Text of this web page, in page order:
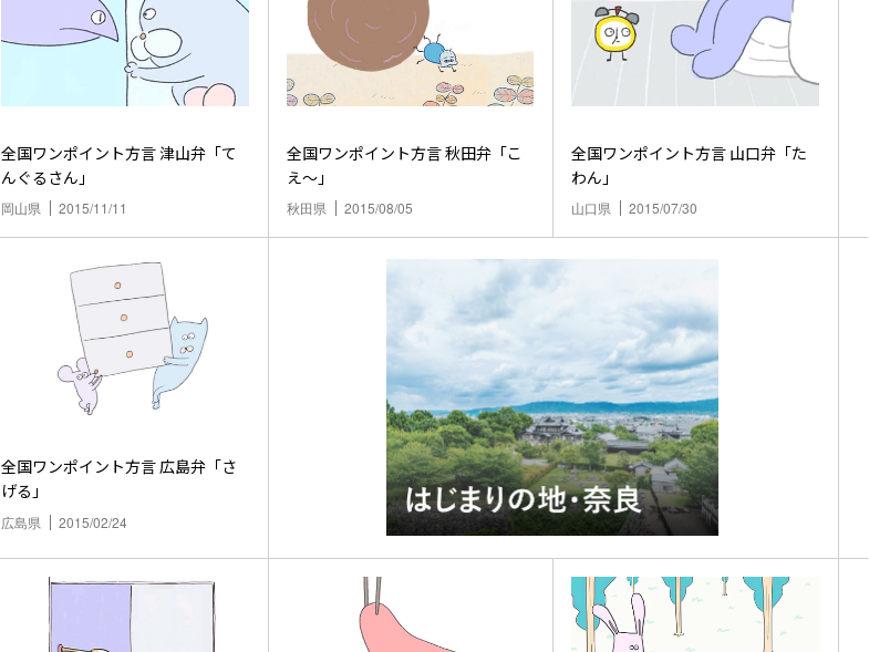
全国ワンポイント方言 津山弁「て
んぐるさん」
岡山県 2015/11/11
全国ワンポイント方言 秋田弁「こ
え～」
秋田県 2015/08/05
全国ワンポイント方言 山口弁「た
わん」
山口県 2015/07/30
全国ワンポイント方言 広島弁「さ
げる」
広島県 2015/02/24